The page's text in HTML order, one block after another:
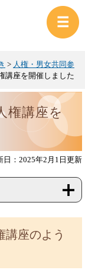
> 人権・男女共同参
講座を開催しました
権講座を
日：2025年2月1日更新
座のよう